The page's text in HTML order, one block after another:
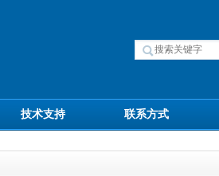
技术支持 联系方式